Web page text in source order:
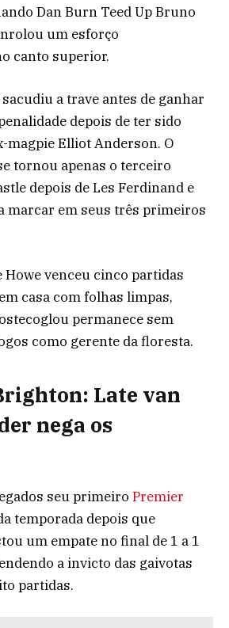
Dan Burn Teed Up Bruno
um esforço
canto superior.
a trave antes de ganhar
depois de ter sido
magpie Elliot Anderson. O
tornou apenas o terceiro
depois de Les Ferdinand e
marcar em seus três primeiros
Howe venceu cinco partidas
casa com folhas limpas,
permanece sem
como gerente da floresta.
Late van
nega os
seu primeiro Premier
temporada depois que
um empate no final de 1 a 1
a invicto das gaivotas
partidas.